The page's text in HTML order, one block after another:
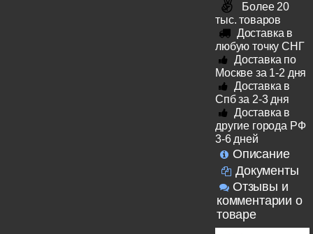
Более 20
тыс. товаров
Доставка в
любую точку СНГ
Доставка по
Москве за 1-2 дня
Доставка в
Спб за 2-3 дня
Доставка в
другие города РФ
3-6 дней
Описание
Документы
Отзывы и
комментарии о
товаре